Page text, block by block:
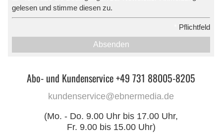
gelesen und stimme diesen zu.
Pflichtfeld
Absenden
Abo- und Kundenservice +49 731 88005-8205
kundenservice@ebnermedia.de
(Mo. - Do. 9.00 Uhr bis 17.00 Uhr,
Fr. 9.00 bis 15.00 Uhr)